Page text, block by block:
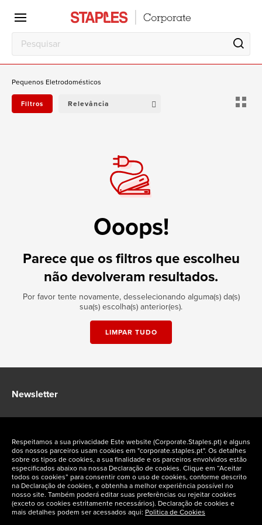
Escritório
Local
trabalho
Pequenos Eletrodomésticos
Filtros Relevância
Ooops!
Parece que os filtros que escolheu
não devolveram resultados.
Por favor tente novamente, desselecionando alguma(s) da(s)
sua(s) escolha(s) anterior(es).
LIMPAR TUDO
Newsletter
Fique a par das ofertas exclusivas Staples Corporate
Siga-nos nas redes sociais
Respeitamos a sua privacidade Este website (Corporate.Staples.pt) e alguns
dos nossos parceiros usam cookies em "corporate.staples.pt". Os detalhes
sobre os tipos de cookies, a sua finalidade e os parceiros envolvidos estão
especificados abaixo na nossa Declaração de cookies. Clique em “Aceitar
todos os cookies” para consentir com o uso de cookies, conforme descrito
na Declaração de cookies, e obtenha a melhor experiência possível no
nosso site. Também poderá editar suas preferências ou rejeitar cookies
(exceto os cookies estritamente necessários). Declaração de cookies e
mais detalhes podem ser acessados aqui: Politica de Cookies